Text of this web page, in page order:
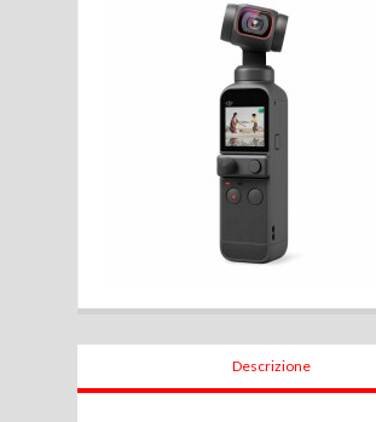
Descrizione